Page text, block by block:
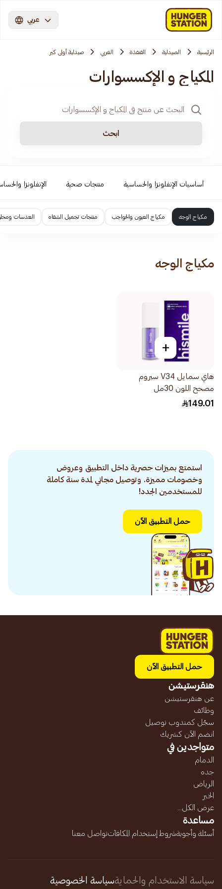
عربي
الرئيسية الصيدلية القنفذة الغربي صيدلية أولى كير
المكياج و الإكسسوارات
ابحث
أساسيات الإنفلونزا والحساسية منتجات صحية الإنفلونزا
مكياج الوجه مكياج العيون والحواجب منتجات تجميل الشفاه العدسات
مكياج الوجه
+
هاي سمايل V34 سيروم
مصحح اللون 30مل
149.01
استمتع بميزات حصرية داخل التطبيق وعروض
وخصومات مميزة. وتوصيل مجاني لمدة سنة كاملة
للمستخدمين الجدد!
حمل التطبيق الآن
حمل التطبيق الآن
هنقرستيشن
عن هنقرستيشن
وظائف
سجّل كمندوب توصيل
انضم الآن كشريك
متواجدين في
الدمام
جده
الرياض
الخبر
عرض الكل...
مساعدة
أسئلة وأجوبةشروط إستخدام المكافآتتواصل معنا
سياسة الاستخدام والحمايةسياسة الخصوصية